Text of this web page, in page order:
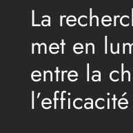
La
met en
entre la